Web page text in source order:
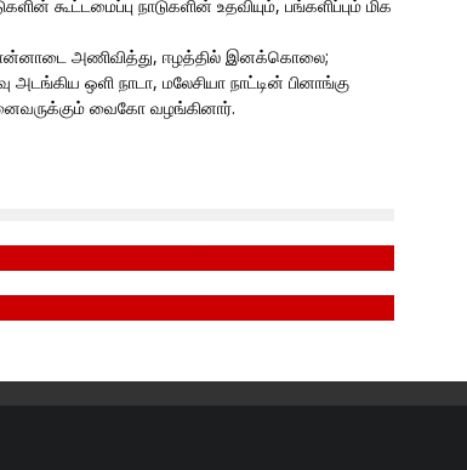
கூட்டமைப்பு நாடுகளின் உதவியும், பங்களிப்பும் மிக
அணிவித்து, ஈழத்தில் இனக்கொலை;
ஒளி நாடா, மலேசியா நாட்டின் பினாங்கு
வைகோ வழங்கினார்.
தேசிய மாவீரர் நாள் 2021